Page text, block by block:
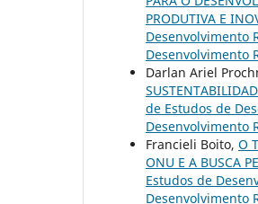
PRODUTIVA E
Desenvolvimento
Desenvolvimento
Darlan Ariel
de Estudos de
Desenvolvimento
Francieli Boito, O
ONU E A BUSCA
Estudos de
Desenvolvimento